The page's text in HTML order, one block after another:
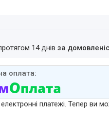
14 днів за
електронні платежі. Тепер ви